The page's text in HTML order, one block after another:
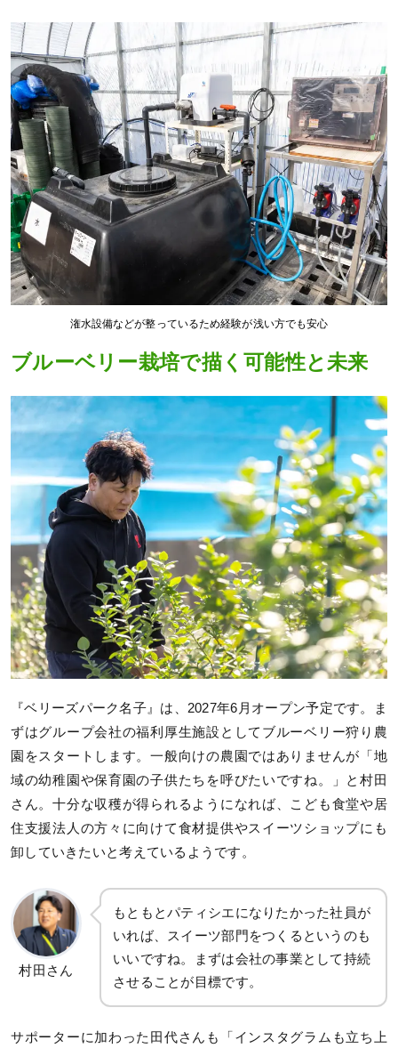
潅水設備などが整っているため経験が浅い方でも安心
ブルーベリー栽培で描く可能性と未来
『ベリーズパーク名子』は、2027年6月オープン予定です。ま
ずはグループ会社の福利厚生施設としてブルーベリー狩り農
園をスタートします。一般向けの農園ではありませんが「地
域の幼稚園や保育園の子供たちを呼びたいですね。」と村田
さん。十分な収穫が得られるようになれば、こども食堂や居
住支援法人の方々に向けて食材提供やスイーツショップにも
卸していきたいと考えているようです。
村田さん
もともとパティシエになりたかった社員が
いれば、スイーツ部門をつくるというのも
いいですね。まずは会社の事業として持続
させることが目標です。
サポーターに加わった田代さんも「インスタグラムも立ち上